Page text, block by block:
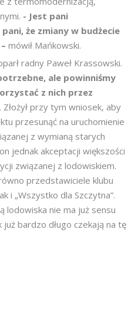
- Jest pani
że zmiany w budżecie
mówił Mańkowski.
radny Paweł Krassowski.
ale powinniśmy
z nich przez
Złożył przy tym wniosek, aby
przesunąć na uruchomienie
z wymianą starych
jednak akceptacji większości
związanej z lodowiskiem.
przedstawiciele klubu
i „Wszystko dla Szczytna”.
lodowiska nie ma już sensu
bardzo długo czekają na tę